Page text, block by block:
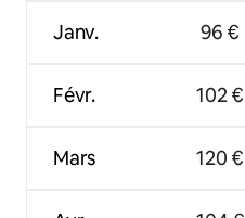
Janv.
Févr.
Mars
96 €
102 €
120 €